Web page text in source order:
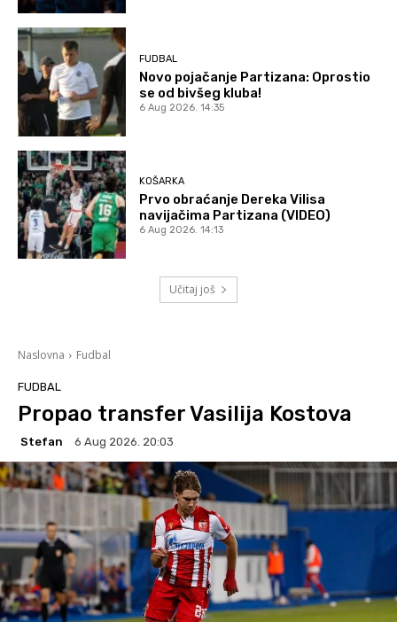
FUDBAL
Novo pojačanje Partizana: Oprostio
se od bivšeg kluba!
6 Aug 2026. 14:35
KOŠARKA
Prvo obraćanje Dereka Vilisa
navijačima Partizana (VIDEO)
6 Aug 2026. 14:13
Učitaj još